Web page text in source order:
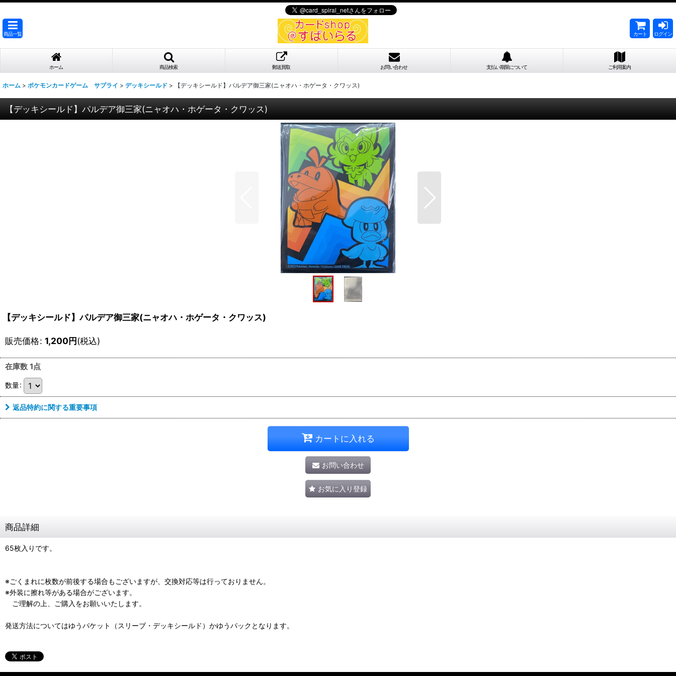
商品一覧 カート ログイン
ホーム 商品検索 郵送買取 お問い合わせ 支払い期限について ご利用案内
ホーム > ポケモンカードゲーム サプライ > デッキシールド > 【デッキシールド】パルデア御三家(ニャオハ・ホゲータ・クワッス)
【デッキシールド】パルデア御三家(ニャオハ・ホゲータ・クワッス)
【デッキシールド】パルデア御三家(ニャオハ・ホゲータ・クワッス)
販売価格: 1,200円(税込)
在庫数 1点
数量:
返品特約に関する重要事項
カートに入れる
お問い合わせ
お気に入り登録
商品詳細
65枚入りです。
※ごくまれに枚数が前後する場合もございますが、交換対応等は行っておりません。
※外装に擦れ等がある場合がございます。
ご理解の上、ご購入をお願いいたします。
発送方法についてはゆうパケット（スリーブ・デッキシールド）かゆうパックとなります。